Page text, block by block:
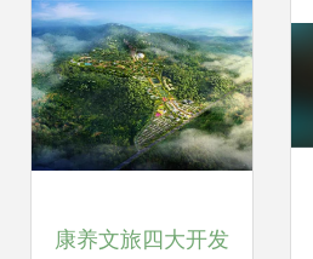
新体验
康养文旅四大开发